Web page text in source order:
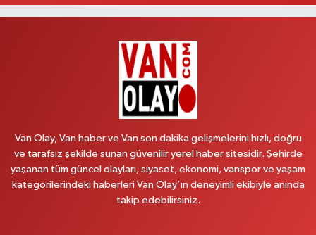
Vanyolu Caddesi Yeni Diş Hastanesi Yanı NO:102F
Yol Tarifi Al
CUMHURİYET MAH.KONAK SK.NO:6
0 (530) 442 24 65 Yol Tarifi Al
Yiğit Eczanesi
Van Olay, Van haber ve Van son dakika gelişmelerini hızlı, doğru
ve tarafsız şekilde sunan güvenilir yerel haber sitesidir. Şehirde
yaşanan tüm güncel olayları, siyaset, ekonomi, vanspor ve yaşam
kategorilerindeki haberleri Van Olay’ın deneyimli ekibiyle anında
takip edebilirsiniz.